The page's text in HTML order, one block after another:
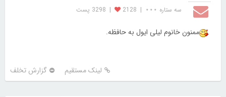
سه ستاره ⋆⋆⋆ |
2128
| 3298 پست
ممنون خانوم لیلی ایول به حافظه.
لینک مستقیم گزارش تخلف